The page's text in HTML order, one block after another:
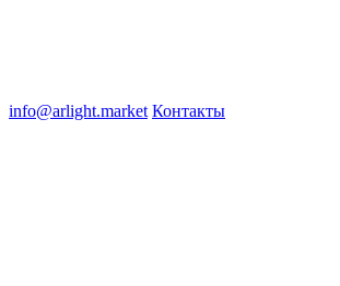
info@arlight.market Контакты